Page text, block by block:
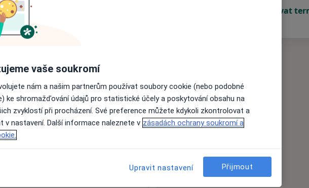
nejsou k dispozici
informace o svých službách.
Rezervovat
vaše soukromí
nám a našim partnerům používat soubory cookie (nebo podobné
ke shromažďování údajů pro statistické účely a poskytování obsahu na
zvyklostí při procházení. Své preference můžete kdykoli zkontrolovat a
v nastavení. Další informace naleznete v zásadách ochrany soukromí a
Upravit nastavení Přijmout